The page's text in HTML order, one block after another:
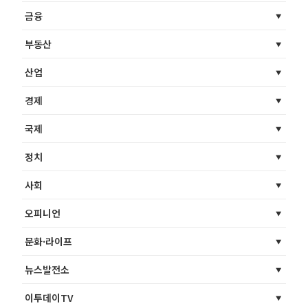
금융
부동산
산업
경제
국제
정치
사회
오피니언
문화·라이프
뉴스발전소
이투데이TV